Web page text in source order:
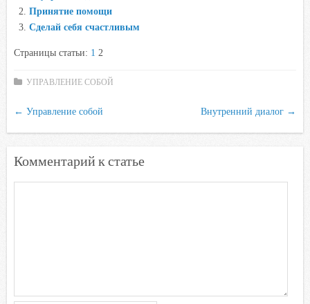
b
o
k
e
A
R
k
Принятие помощи
Сделай себя счастливым
Страницы статьи: 1 2
УПРАВЛЕНИЕ СОБОЙ
← Управление собой Внутренний диалог →
Комментарий к статье